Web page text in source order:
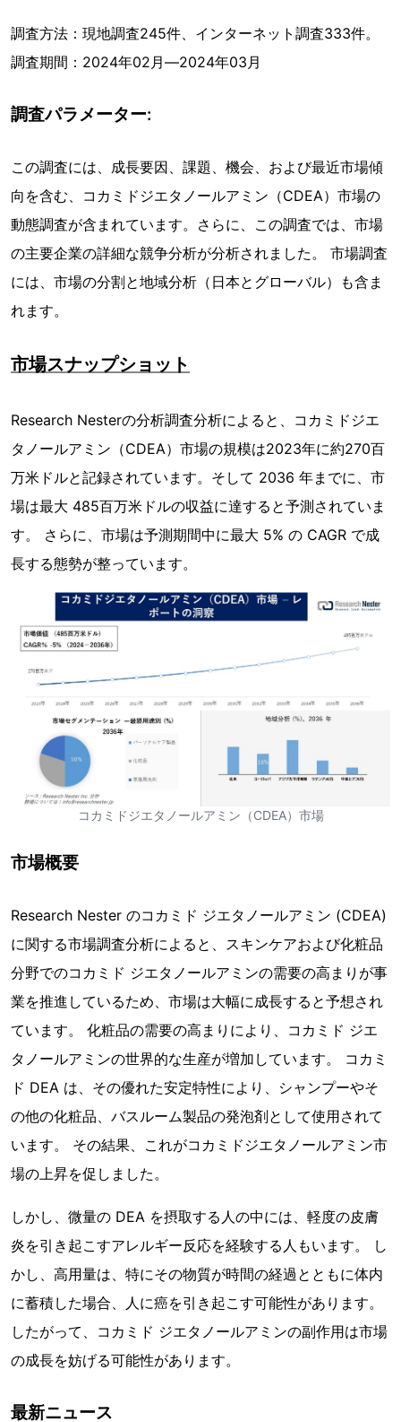
調査方法：現地調査245件、インターネット調査333件。
調査期間：2024年02月―2024年03月
調査パラメーター:
この調査には、成長要因、課題、機会、および最近市場傾
向を含む、コカミドジエタノールアミン（CDEA）市場の
動態調査が含まれています。さらに、この調査では、市場
の主要企業の詳細な競争分析が分析されました。 市場調査
には、市場の分割と地域分析（日本とグローバル）も含ま
れます。
市場スナップショット
Research Nesterの分析調査分析によると、コカミドジエ
タノールアミン（CDEA）市場の規模は2023年に約270百
万米ドルと記録されています。そして 2036 年までに、市
場は最大 485百万米ドルの収益に達すると予測されていま
す。 さらに、市場は予測期間中に最大 5% の CAGR で成
長する態勢が整っています。
コカミドジエタノールアミン（CDEA）市場
市場概要
Research Nester のコカミド ジエタノールアミン (CDEA)
に関する市場調査分析によると、スキンケアおよび化粧品
分野でのコカミド ジエタノールアミンの需要の高まりが事
業を推進しているため、市場は大幅に成長すると予想され
ています。 化粧品の需要の高まりにより、コカミド ジエ
タノールアミンの世界的な生産が増加しています。 コカミ
ド DEA は、その優れた安定特性により、シャンプーやそ
の他の化粧品、バスルーム製品の発泡剤として使用されて
います。 その結果、これがコカミドジエタノールアミン市
場の上昇を促しました。
しかし、微量の DEA を摂取する人の中には、軽度の皮膚
炎を引き起こすアレルギー反応を経験する人もいます。 し
かし、高用量は、特にその物質が時間の経過とともに体内
に蓄積した場合、人に癌を引き起こす可能性があります。
したがって、コカミド ジエタノールアミンの副作用は市場
の成長を妨げる可能性があります。
最新ニュース